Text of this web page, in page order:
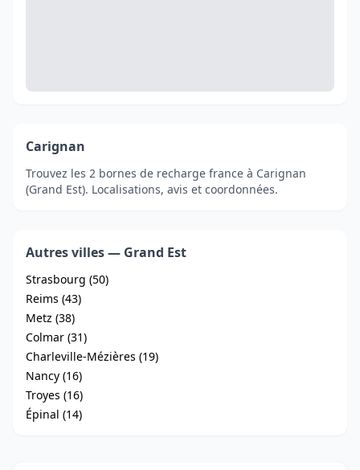
Carignan
Trouvez les 2 bornes de recharge france à Carignan
(Grand Est). Localisations, avis et coordonnées.
Autres villes — Grand Est
Strasbourg (50)
Reims (43)
Metz (38)
Colmar (31)
Charleville-Mézières (19)
Nancy (16)
Troyes (16)
Épinal (14)